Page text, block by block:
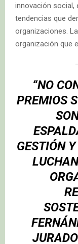
innovación social,
tendencias que
organizaciones.
organización que
“NO
PREMIOS
GESTIÓN